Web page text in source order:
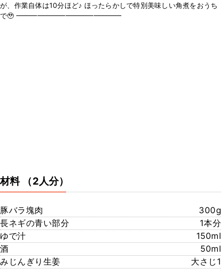
が、作業自体は10分ほど♪ ほったらかしで特別美味しい角煮をおうち
で🥹 ━━━━━━━━━━━━━━━
材料 （2人分）
豚バラ塊肉
300g
長ネギの青い部分
1本分
ゆで汁
150ml
酒
50ml
みじんぎり生姜
大さじ1